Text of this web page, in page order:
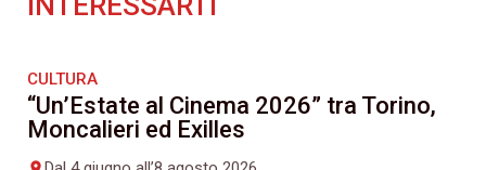
CULTURA
“Un’Estate al Cinema 2026” tra Torino,
Moncalieri ed Exilles